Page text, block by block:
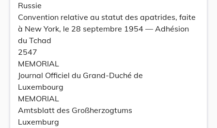
Russie
Convention relative au statut des apatrides, faite
à New York, le 28 septembre 1954 –– Adhésion
du Tchad
2547
MEMORIAL
Journal Officiel du Grand-Duché de
Luxembourg
MEMORIAL
Amtsblatt des Großherzogtums
Luxemburg